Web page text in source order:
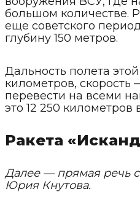
большом количестве.
еще советского
глубину 150 метров.
Дальность полета
километров, скорость
перевести на всеми
это 12 250 километров
Ракета
Далее — прямая речь
Юрия Кнутова.